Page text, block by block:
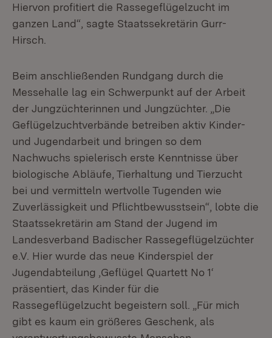
Hiervon profitiert die Rassegeflügelzucht im
ganzen Land“, sagte Staatssekretärin Gurr-
Hirsch.
Beim anschließenden Rundgang durch die
Messehalle lag ein Schwerpunkt auf der Arbeit
der Jungzüchterinnen und Jungzüchter. „Die
Geflügelzuchtverbände betreiben aktiv Kinder-
und Jugendarbeit und bringen so dem
Nachwuchs spielerisch erste Kenntnisse über
biologische Abläufe, Tierhaltung und Tierzucht
bei und vermitteln wertvolle Tugenden wie
Zuverlässigkeit und Pflichtbewusstsein“, lobte die
Staatssekretärin am Stand der Jugend im
Landesverband Badischer Rassegeflügelzüchter
e.V. Hier wurde das neue Kinderspiel der
Jugendabteilung ‚Geflügel Quartett No 1‘
präsentiert, das Kinder für die
Rassegeflügelzucht begeistern soll. „Für mich
gibt es kaum ein größeres Geschenk, als